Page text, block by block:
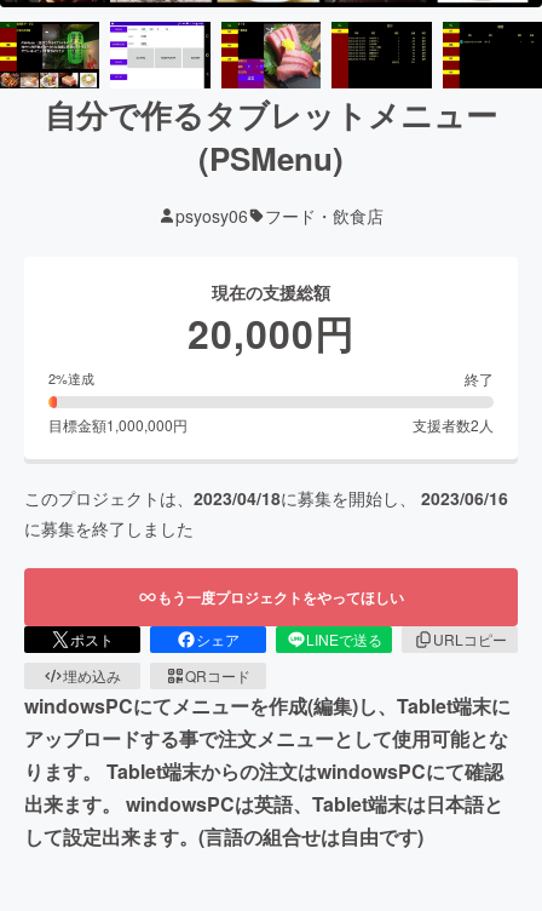
自分で作るタブレットメニュー
(PSMenu)
psyosy06 フード・飲食店
現在の支援総額
20,000円
2%達成 終了
目標金額1,000,000円 支援者数2 人
このプロジェクトは、 2023/04/18に募集を開始し、 2023/06/16
に募集を終了しました
もう一度プロジェクトをやってほしい
ポスト シェア LINEで送る
URLコピー
埋め込み
QRコード
windowsPCにてメニューを作成(編集)し、Tablet端末に
アップロードする事で注文メニューとして使用可能とな
ります。 Tablet端末からの注文はwindowsPCにて確認
出来ます。 windowsPCは英語、Tablet端末は日本語と
して設定出来ます。(言語の組合せは自由です)